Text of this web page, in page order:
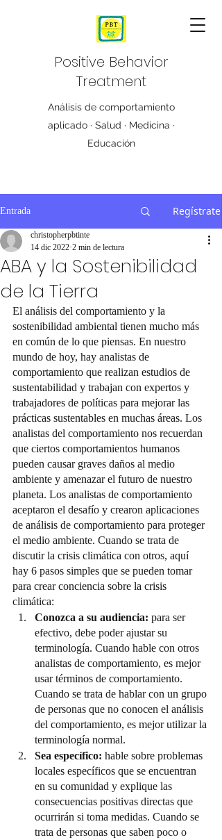
Positive Behavior
Treatment
Análisis de comportamiento
aplicado · Salud · Medicina ·
Educación
Entrada Regístrate
ABA y la Sostenibilidad
de la Tierra
christopherpbtinte
14 dic 2022 2 min de lectura
El análisis del comportamiento y la
sostenibilidad ambiental tienen mucho más
en común de lo que piensas. En nuestro
mundo de hoy, hay analistas de
comportamiento que realizan estudios de
sustentabilidad y trabajan con expertos y
trabajadores de políticas para mejorar las
prácticas sustentables en muchas áreas. Los
analistas del comportamiento nos recuerdan
que ciertos comportamientos humanos
pueden causar graves daños al medio
ambiente y amenazar el futuro de nuestro
planeta. Los analistas de comportamiento
aceptaron el desafío y crearon aplicaciones
de análisis de comportamiento para proteger
el medio ambiente. Cuando se trata de
discutir la crisis climática con otros, aquí
hay 6 pasos simples que se pueden tomar
para crear conciencia sobre la crisis
climática:
Conozca a su audiencia: para ser
efectivo, debe poder ajustar su
terminología. Cuando hable con otros
analistas de comportamiento, es mejor
usar términos de comportamiento.
Cuando se trata de hablar con un grupo
de personas que no conocen el análisis
del comportamiento, es mejor utilizar la
terminología normal.
Sea específico: hable sobre problemas
locales específicos que se encuentran
en su comunidad y explique las
consecuencias positivas directas que
ocurrirán si toma medidas. Cuando se
trata de personas que saben poco o